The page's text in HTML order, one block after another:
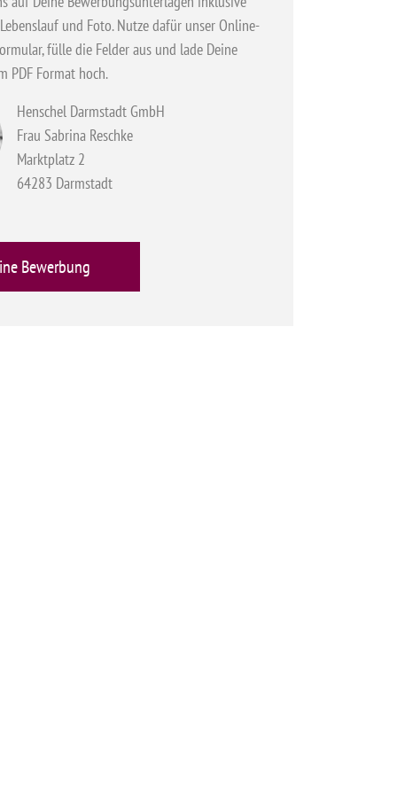
und Foto. Nutze dafür unser Online-
fülle die Felder aus und lade Deine
PDF Format hoch.
Henschel Darmstadt GmbH
Frau Sabrina Reschke
Marktplatz 2
64283 Darmstadt
Bewerbung